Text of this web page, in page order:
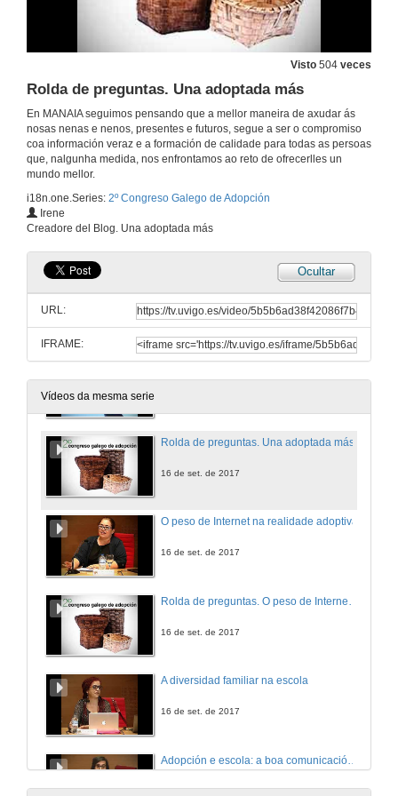
Visto 504 veces
Rolda de preguntas. Una adoptada más
En MANAIA seguimos pensando que a mellor maneira de axudar ás
nosas nenas e nenos, presentes e futuros, segue a ser o compromiso
coa información veraz e a formación de calidade para todas as persoas
que, nalgunha medida, nos enfrontamos ao reto de ofrecerlles un
mundo mellor.
i18n.one.Series: 2º Congreso Galego de Adopción
Irene
Creadore del Blog. Una adoptada más
Ocultar
URL:
IFRAME:
Vídeos da mesma serie
Na busca das orixes
A crúa realidade na busqueda de orixes internacional
16 de set. de 2017
16 de set. de 2017
Como funcionan as redes sociais?
16 de set. de 2017
Una adoptada más
Rolda de preguntas. Una adoptada más
16 de set. de 2017
O peso de Internet na realidade adoptiva
16 de set. de 2017
16 de set. de 2017
A diversidad familiar na escola
16 de set. de 2017
16 de set. de 2017